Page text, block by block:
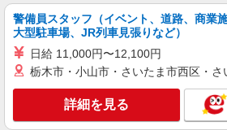
キープ
正社員
アスケア訪問入浴 福島
看護師（訪問入浴）
月給258,000円〜
途交通費支給（30000円
警備員スタッフ（イベント、道路、商業施
大型駐車場、JR列車見張りなど）
日給 11,000円〜12,100円
栃木市・小山市・さいたま市西区・
詳細を見る